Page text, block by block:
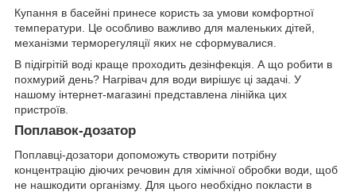
Купання в басейні принесе користь за умови комфортної
температури. Це особливо важливо для маленьких дітей,
механізми терморегуляції яких не сформувалися.
В підігрітій воді краще проходить дезінфекція. А що робити в
похмурий день? Нагрівач для води вирішує ці задачі. У
нашому інтернет-магазині представлена лінійка цих
пристроїв.
Поплавок-дозатор
Поплавці-дозатори допоможуть створити потрібну
концентрацію діючих речовин для хімічної обробки води, щоб
не нашкодити організму. Для цього необхідно покласти в